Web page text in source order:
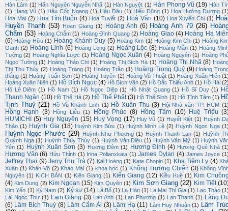
Hàn Lâm (1) Hãn Nguyên Nguyễn Nhã (1) Hàn Nguyệt (1) Hàn Phong Vũ (19) Hàn
(1) Hạng Vũ (1) Hậu Cốc Ngang (1) Hậu Đậu (1) Hiếu Dũng (1) Hoa Hướng Dương
Hoa Mai (2) Hoa Tím Buồn (4) Hoa Tuyết (2) Hoà Văn (10) Hoa Xuyến Chi (1)
Huyền Thanh (53) Hoan Giang (1) Hoàng Anh (6) Hoàng Anh 79 (26)
Chẩm (53) Hoàng Chẫm (1) Hoàng Đình Quang (2) Hoàng Giao (4) Hoàng Hạ
(6) Hoàng Hữu (1) Hoàng Khánh Duy (5) Hoàng Kim (1) Hoàng Kim Chi (1) Hoàng
Oanh (2) Hoàng Linh (6) Hoàng Long (2) Hoàng Lộc (8) Hoàng Mẫn (1) Hoàng
Tường (2) Hoàng Nghĩa Lược (1) Hoàng Ngọc Xuân (4) Hoàng Nguyên (1) Hoàng
Ngọc Tường (1) Hoàng Thảo Chi (1) Hoàng Thị Bích Hà (1) Hoàng Thị Nhã (8)
Thị Thu Thủy (2) Hoàng Trang (1) Hoàng Trần (1) Hoàng Trọng Quý (9) Hoàng
thắng (1) Hoàng Tuấn Sơn (1) Hoàng Tuyên (2) Hoàng Vũ Thuật (1) Hoàng Xuân Hiến
Hoàng Xuân Niên (1) Hồ Bích Ngọc (4) Hồ Bích Vân (2) Hồ Đắc Thiếu Anh (1) Hồ Hải
Hồ Lê Diêm (1) Hồ Nam (1) Hồ Ngọc Diệp (1) Hồ Nhật Quang (1) Hồ Sĩ Duy (1)
Thanh Ngân (10) Hồ Thế Hà (2) Hồ Thế Phất (3) Hồ Thế Sinh (1) Hồ Tĩnh Tâm (1)
Tịnh Thuỷ (21) Hồ Vũ Khánh Linh (1) Hồ Xuân Thu (3) Hội Nhà văn TP. HCM
Hồng Hạnh (3) Hồng Liễu (1) Hồng Phúc (8) Hồng Tâm (10) Huệ Triệu
HUMICHI
(5) Huy Nguyên (15) Huy Vọng (17) Huy Vũ (1) Huyết Kiệt (1) Huỳnh
Thảo (1) Huỳnh Gia (18) Huỳnh Kim Bửu (1) Huỳnh Minh Lệ (2) Huỳnh Ngọc Nga
Huỳnh Ngọc Phước (29) Huỳnh Như Phương (1) Huỳnh Thanh Lan (1)
Huỳnh
Quỳnh Nga (1) Huỳnh Thúy Thúy (1) Huỳnh Văn Diệu (1) Huỳnh Văn Mỹ (1) Huỳnh
Yên (1) Huỳnh Xuân Sơn (3) Hương Đêm (1) Hương Đình (4) Hương Quê Nhà
Hương Văn (6) Hửu Thỉnh (1) Irina Polianxkaia (1) James Dylan (4) James Joyce
Jeffrey Thai (9) Jerry Thu Trà (7) Kai Hoàng (1) Kate Chopin (1) Kha Tiệm Ly (4)
Xuân (1) Khán Võ (2) Khảo Mai (1) khoa học (1) Khổng Trường Chiến (3) Khổng
Nguyên (1) KỊCH BẢN (1) Kiên Giang (1) Kiến Giang (12) Kiều Huệ (1) Kim
(4) Kim Dung (2) Kim Ngoan (15) Kim Quyên (1) Kim Sơn Giang (22) Kim Tiết
Kim Yến (1) Kỳ Nam (2) Ký sự (14) Lã Bố (1) La Hán (1) La Mai Thi Gia (1) Lạc Thảo
Lại Ngọc Thư (1) Lam Giang (3) Lan Anh (1) Lan Phương (1) Lan Thanh (1) Lãng
(6) Lâm Bích Thuỷ (8) Lâm Cẩm Ái (3) Lâm Hạ (11) Lâm Huy Nhuận (1) Lâm